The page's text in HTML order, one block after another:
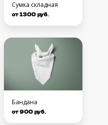
Сумка складная
от 1300 руб.
Бандана
от 900 руб.